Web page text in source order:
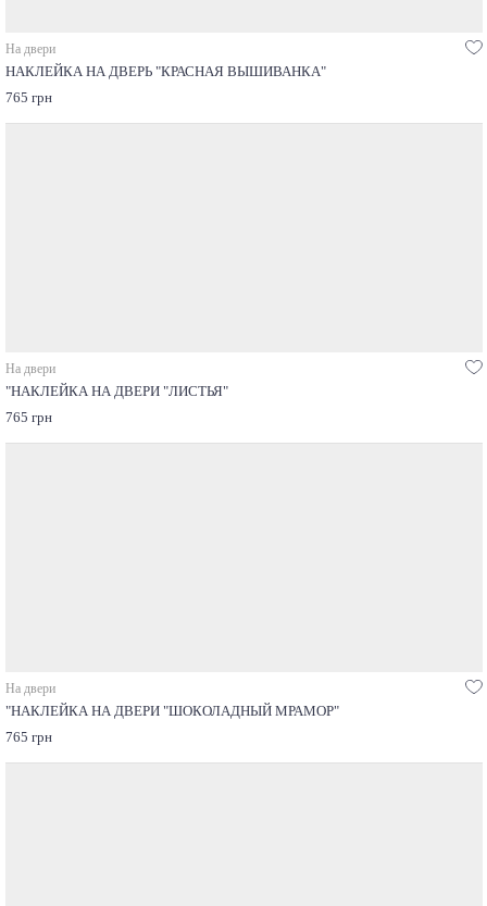
На двери
НАКЛЕЙКА НА ДВЕРЬ "КРАСНАЯ ВЫШИВАНКА"
765 грн
На двери
"НАКЛЕЙКА НА ДВЕРИ "ЛИСТЬЯ"
765 грн
На двери
"НАКЛЕЙКА НА ДВЕРИ "ШОКОЛАДНЫЙ МРАМОР"
765 грн